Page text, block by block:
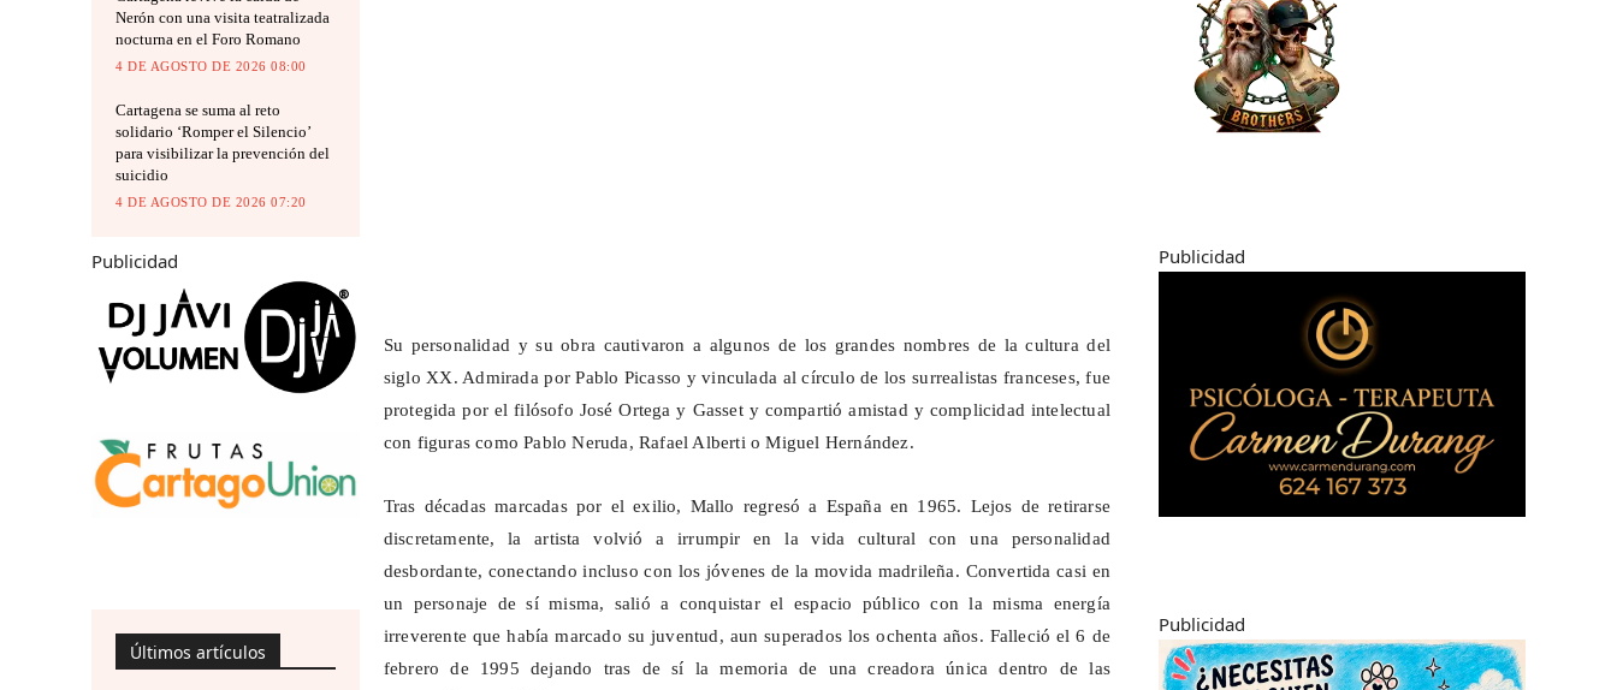
Nerón con una visita teatralizada
nocturna en el Foro Romano
4 DE AGOSTO DE 2026 08:00
Cartagena se suma al reto
solidario ‘Romper el Silencio’
para visibilizar la prevención del
suicidio
4 DE AGOSTO DE 2026 07:20
Publicidad
Últimos artículos
Su personalidad y su obra cautivaron a algunos de los grandes nombres de la cultura del
siglo XX. Admirada por Pablo Picasso y vinculada al círculo de los surrealistas franceses, fue
protegida por el filósofo José Ortega y Gasset y compartió amistad y complicidad intelectual
con figuras como Pablo Neruda, Rafael Alberti o Miguel Hernández.
Tras décadas marcadas por el exilio, Mallo regresó a España en 1965. Lejos de retirarse
discretamente, la artista volvió a irrumpir en la vida cultural con una personalidad
desbordante, conectando incluso con los jóvenes de la movida madrileña. Convertida casi en
un personaje de sí misma, salió a conquistar el espacio público con la misma energía
irreverente que había marcado su juventud, aun superados los ochenta años. Falleció el 6 de
febrero de 1995 dejando tras de sí la memoria de una creadora única dentro de las
Publicidad
Publicidad